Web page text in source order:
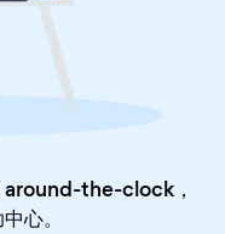
the-clock，
心。